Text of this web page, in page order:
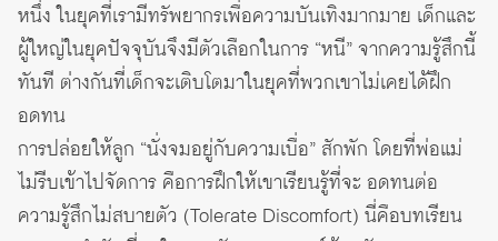
หนึ่ง ในยุคที่เรามีทรัพยากรเพื่อความบันเทิงมากมาย เด็กและ
ผู้ใหญ่ในยุคปัจจุบันจึงมีตัวเลือกในการ “หนี” จากความรู้สึกนี้
ทันที ต่างกันที่เด็กจะเติบโตมาในยุคที่พวกเขาไม่เคยได้ฝึก
อดทน
การปล่อยให้ลูก “นั่งจมอยู่กับความเบื่อ” สักพัก โดยที่พ่อแม่
ไม่รีบเข้าไปจัดการ คือการฝึกให้เขาเรียนรู้ที่จะ อดทนต่อ
ความรู้สึกไม่สบายตัว (Tolerate Discomfort) นี่คือบทเรียน